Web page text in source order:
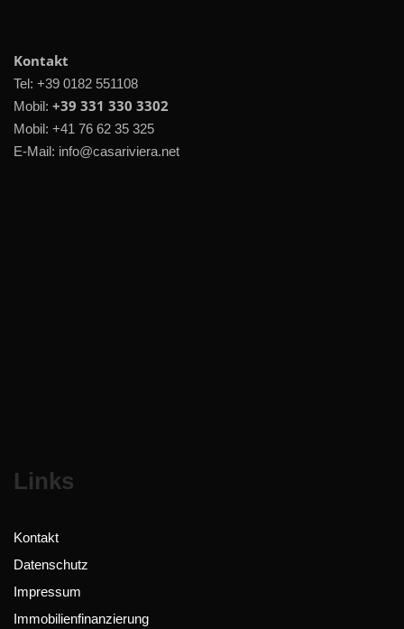
Kontakt
Tel: +39 0182 551108
Mobil: +39 331 330 3302
Mobil: +41 76 62 35 325
E-Mail: info@casariviera.net
Links
Kontakt
Datenschutz
Impressum
Immobilienfinanzierung